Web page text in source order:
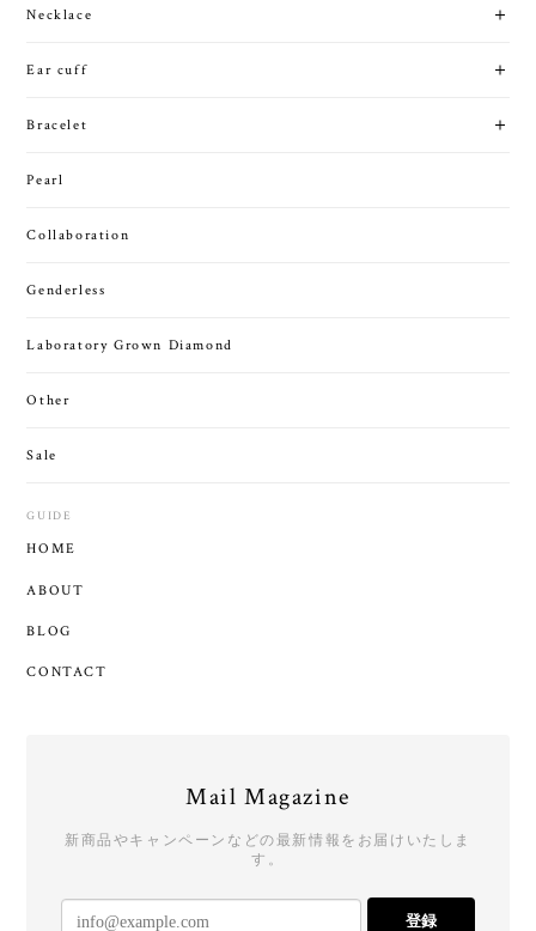
Necklace
Ear cuff
Bracelet
Pearl
Collaboration
Genderless
Laboratory Grown Diamond
Other
Sale
GUIDE
HOME
ABOUT
BLOG
CONTACT
Mail Magazine
新商品やキャンペーンなどの最新情報をお届けいたしま
す。
登録